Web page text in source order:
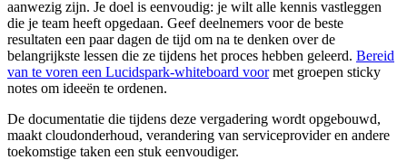
aanwezig zijn. Je doel is eenvoudig: je wilt alle kennis vastleggen
die je team heeft opgedaan. Geef deelnemers voor de beste
resultaten een paar dagen de tijd om na te denken over de
belangrijkste lessen die ze tijdens het proces hebben geleerd. Bereid
van te voren een Lucidspark-whiteboard voormet groepen sticky
notes om ideeën te ordenen.
De documentatie die tijdens deze vergadering wordt opgebouwd,
maakt cloudonderhoud, verandering van serviceprovider en andere
toekomstige taken een stuk eenvoudiger.